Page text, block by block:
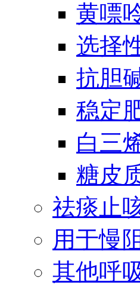
黄嘌
选择
抗胆
稳定
白三
糖皮
祛痰止
用于慢
其他呼